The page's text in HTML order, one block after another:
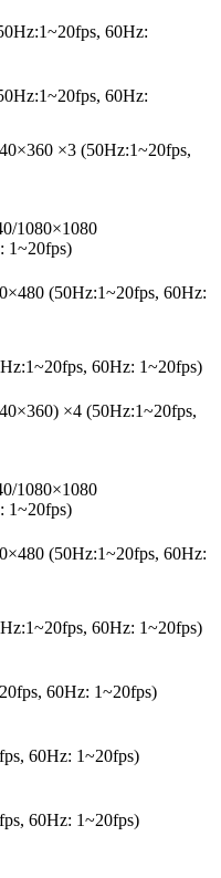
60Hz:
60Hz:
×3 (50Hz:1~20fps,
1080×1080
1~20fps)
(50Hz:1~20fps, 60Hz:
60Hz: 1~20fps)
×4 (50Hz:1~20fps,
1080×1080
1~20fps)
(50Hz:1~20fps, 60Hz:
60Hz: 1~20fps)
60Hz: 1~20fps)
60Hz: 1~20fps)
60Hz: 1~20fps)